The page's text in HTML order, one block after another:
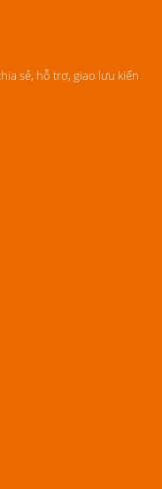
sẻ, hỗ trợ, giao lưu kiến